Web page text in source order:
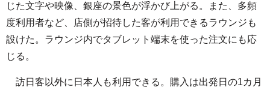
じた文字や映像、銀座の景色が浮かび上がる。また、多頻
度利用者など、店側が招待した客が利用できるラウンジも
設けた。ラウンジ内でタブレット端末を使った注文にも応
じる。
訪日客以外に日本人も利用できる。購入は出発日の1カ月